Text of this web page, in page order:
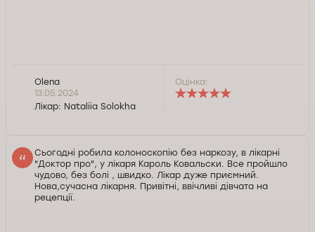
Olena
13.05.2024
Лікар: Nataliia Solokha
Оцінка:
Сьогодні робила колоноскопію без наркозу, в лікарні
"Доктор про", у лікаря Кароль Ковальски. Все пройшло
чудово, без болі , швидко. Лікар дуже приємний.
Нова,сучасна лікарня. Привітні, ввічливі дівчата на
рецепції.